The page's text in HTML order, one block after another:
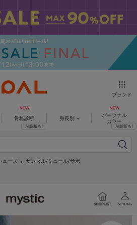
ブランド
骨格診断 身長別
パーソナル
カラー
ューズ
サンダル/ミュール/サボ